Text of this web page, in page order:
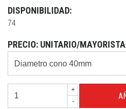
DISPONIBILIDAD:
74
PRECIO: UNITARIO/MAYORISTA
+
-